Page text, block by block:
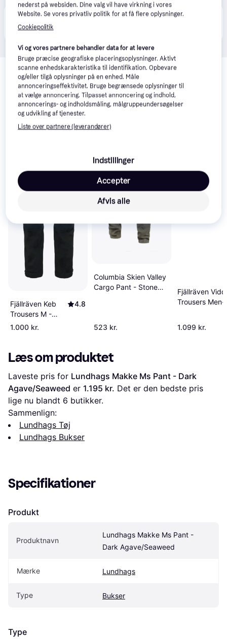
Produktet fås også hos 2 butikker, som ikke er
betalende kunde i denne kategori.
Relaterede produkter
Se vores forslag til andre produkter, der matcher dine
interesser.
Vis alle
Fjällräven Keb
Trousers M -
Black
4.8
1.000 kr.
Columbia Skien Valley
Cargo Pant - Stone
523 kr.
Fjällräven
Trousers
1.099 kr.
Læs om produktet
Laveste pris for Lundhags Makke Ms Pant - Dark
Agave/Seaweed er 1.195 kr. Det er den bedste pris
lige nu blandt 6 butikker.
Sammenlign:
Lundhags Tøj
Lundhags Bukser
Specifikationer
Produkt
Produktnavn
Lundhags Makke Ms Pant -
Dark Agave/Seaweed
Mærke Lundhags
Type Bukser
Type
nederst på websiden. Dine valg vil have virkning i vores
Website. Se vores privatliv politik for at få flere oplysninger.
Cookiepolitik
Vi og vores partnere behandler data for at levere
Bruge præcise geografiske placeringsoplysninger. Aktivt
scanne enhedskarakteristika til identifikation. Opbevare
og/eller tilgå oplysninger på en enhed. Måle
annonceringseffektivitet. Bruge begrænsede oplysninger til
at vælge annoncering. Tilpasset annoncering og indhold,
annoncerings- og indholdsmåling, målgruppeundersøgelser
og udvikling af tjenester.
Liste over partnere (leverandører)
Indstillinger
Afvis alle
Accepter